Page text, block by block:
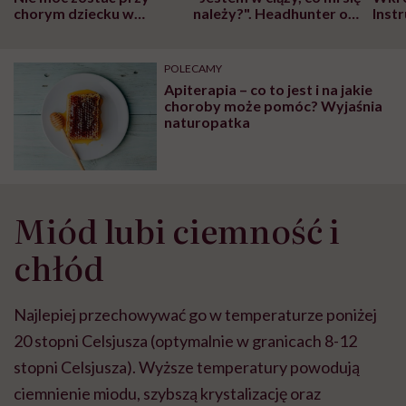
chorym dziecku w
może chyba tylko
głupota i brak
wyobraźni"
należy?". Headhunter o
pracy
POLECAMY
Apiterapia – co to jest i na jakie
choroby może pomóc? Wyjaśnia
naturopatka
Miód lubi ciemność i
chłód
Najlepiej przechowywać go w temperaturze poniżej
20 stopni Celsjusza (optymalnie w granicach 8-12
stopni Celsjusza). Wyższe temperatury powodują
ciemnienie miodu, szybszą krystalizację oraz